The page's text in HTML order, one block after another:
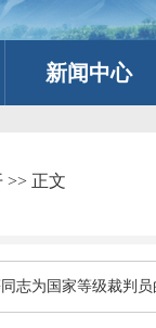
新闻中心
>> 正文
志为国家等级裁判员